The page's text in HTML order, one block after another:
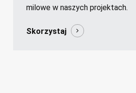
milowe w naszych projektach.
Skorzystaj